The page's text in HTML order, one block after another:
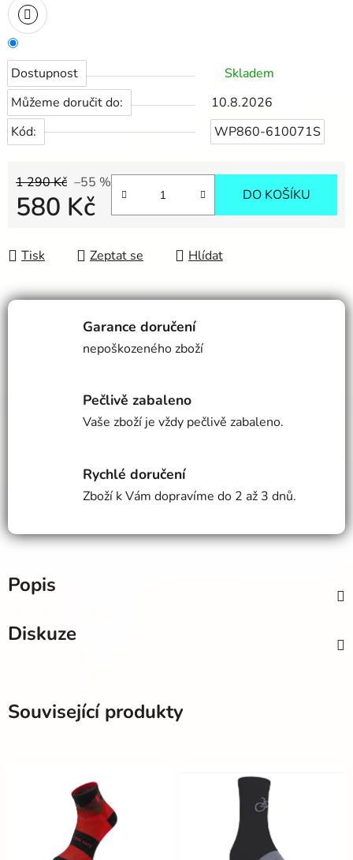
Dostupnost
Skladem
Můžeme doručit do:
10.8.2026
Kód:
WP860-610071S
1 290 Kč –55 %
580 Kč DO KOŠÍKU
Tisk Zeptat se Hlídat
Garance doručení
nepoškozeného zboží
Pečlivě zabaleno
Vaše zboží je vždy pečlivě zabaleno.
Rychlé doručení
Zboží k Vám dopravíme do 2 až 3 dnů.
Popis
Diskuze
Související produkty